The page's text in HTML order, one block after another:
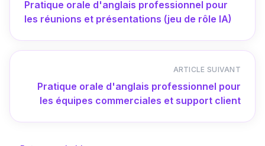
Pratique orale d'anglais professionnel pour
les réunions et présentations (jeu de rôle IA)
ARTICLE SUIVANT
Pratique orale d'anglais professionnel pour
les équipes commerciales et support client